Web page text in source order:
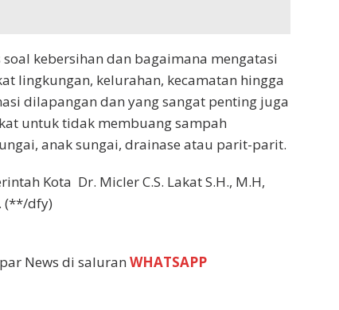
kebersihan dan bagaimana mengatasi
lingkungan, kelurahan, kecamatan hingga
dilapangan dan yang sangat penting juga
untuk tidak membuang sampah
anak sungai, drainase atau parit-parit.
Kota Dr. Micler C.S. Lakat S.H., M.H,
(**/dfy)
News di saluran WHATSAPP